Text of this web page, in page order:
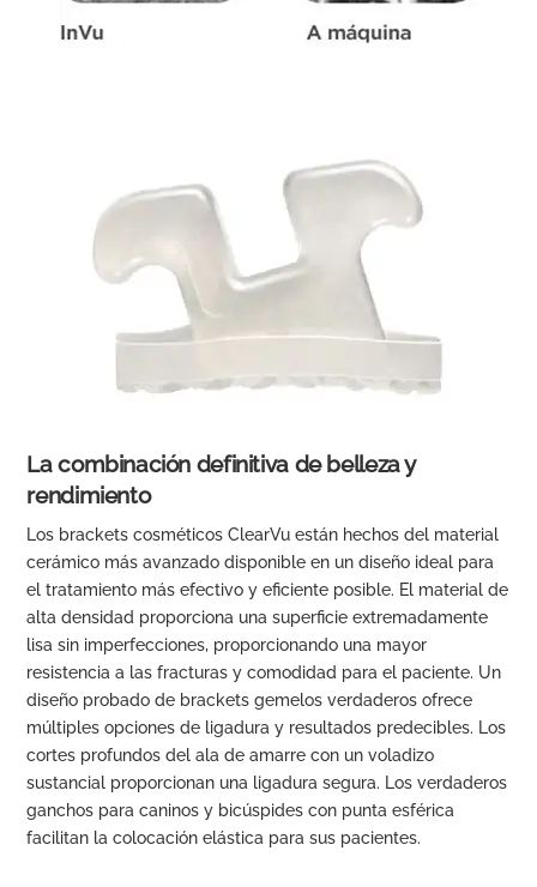
La combinación definitiva de belleza y
rendimiento
Los brackets cosméticos ClearVu están hechos del material
cerámico más avanzado disponible en un diseño ideal para
el tratamiento más efectivo y eficiente posible. El material de
alta densidad proporciona una superficie extremadamente
lisa sin imperfecciones, proporcionando una mayor
resistencia a las fracturas y comodidad para el paciente. Un
diseño probado de brackets gemelos verdaderos ofrece
múltiples opciones de ligadura y resultados predecibles. Los
cortes profundos del ala de amarre con un voladizo
sustancial proporcionan una ligadura segura. Los verdaderos
ganchos para caninos y bicúspides con punta esférica
facilitan la colocación elástica para sus pacientes.